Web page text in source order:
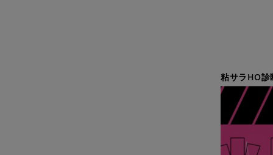
粘サラHO診